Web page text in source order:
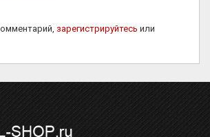
зарегистрируйтесь или